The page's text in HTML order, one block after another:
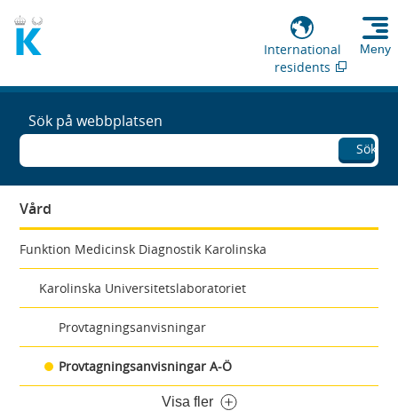
International
residents
Meny
Sök på webbplatsen
Sök
Vård
Funktion Medicinsk Diagnostik Karolinska
Karolinska Universitetslaboratoriet
Provtagningsanvisningar
Provtagningsanvisningar A-Ö
Visa fler